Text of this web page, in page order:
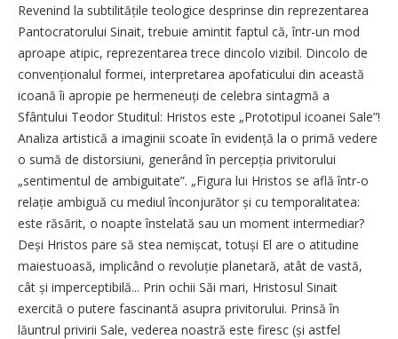
Revenind la subtilitățile teologice desprinse din reprezentarea
Pantocratorului Sinait, trebuie amintit faptul că, într-un mod
aproape atipic, reprezentarea trece dincolo vizibil. Dincolo de
convenționalul formei, interpretarea apofaticului din această
icoană îi apropie pe hermeneuți de celebra sintagmă a
Sfântului Teodor Studitul: Hristos este „Prototipul icoanei Sale”!
Analiza artistică a imaginii scoate în evidență la o primă vedere
o sumă de distorsiuni, generând în percepția privitorului
„sentimentul de ambiguitate”. „Figura lui Hristos se află într-o
relație ambiguă cu mediul înconjurător și cu temporalitatea:
este răsărit, o noapte înstelată sau un moment intermediar?
Deși Hristos pare să stea nemișcat, totuși El are o atitudine
maiestuoasă, implicând o revoluție planetară, atât de vastă,
cât și imperceptibilă... Prin ochii Săi mari, Hristosul Sinait
exercită o putere fascinantă asupra privitorului. Prinsă în
lăuntrul privirii Sale, vederea noastră este firesc (și astfel